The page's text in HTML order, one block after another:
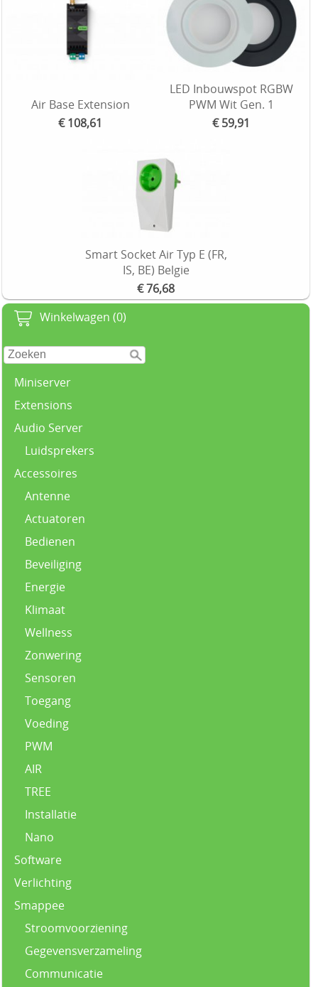
Winkelwagen (0)
Miniserver
Extensions
Audio Server
Luidsprekers
Accessoires
Antenne
Actuatoren
Bedienen
Beveiliging
Energie
Klimaat
Wellness
Zonwering
Sensoren
Toegang
Voeding
PWM
AIR
TREE
Installatie
Nano
Software
Verlichting
Smappee
Stroomvoorziening
Gegevensverzameling
Communicatie
Air Base Extension
€ 108,61
LED Inbouwspot RGBW
PWM Wit Gen. 1
€ 59,91
Smart Socket Air Typ E (FR,
IS, BE) Belgie
€ 76,68